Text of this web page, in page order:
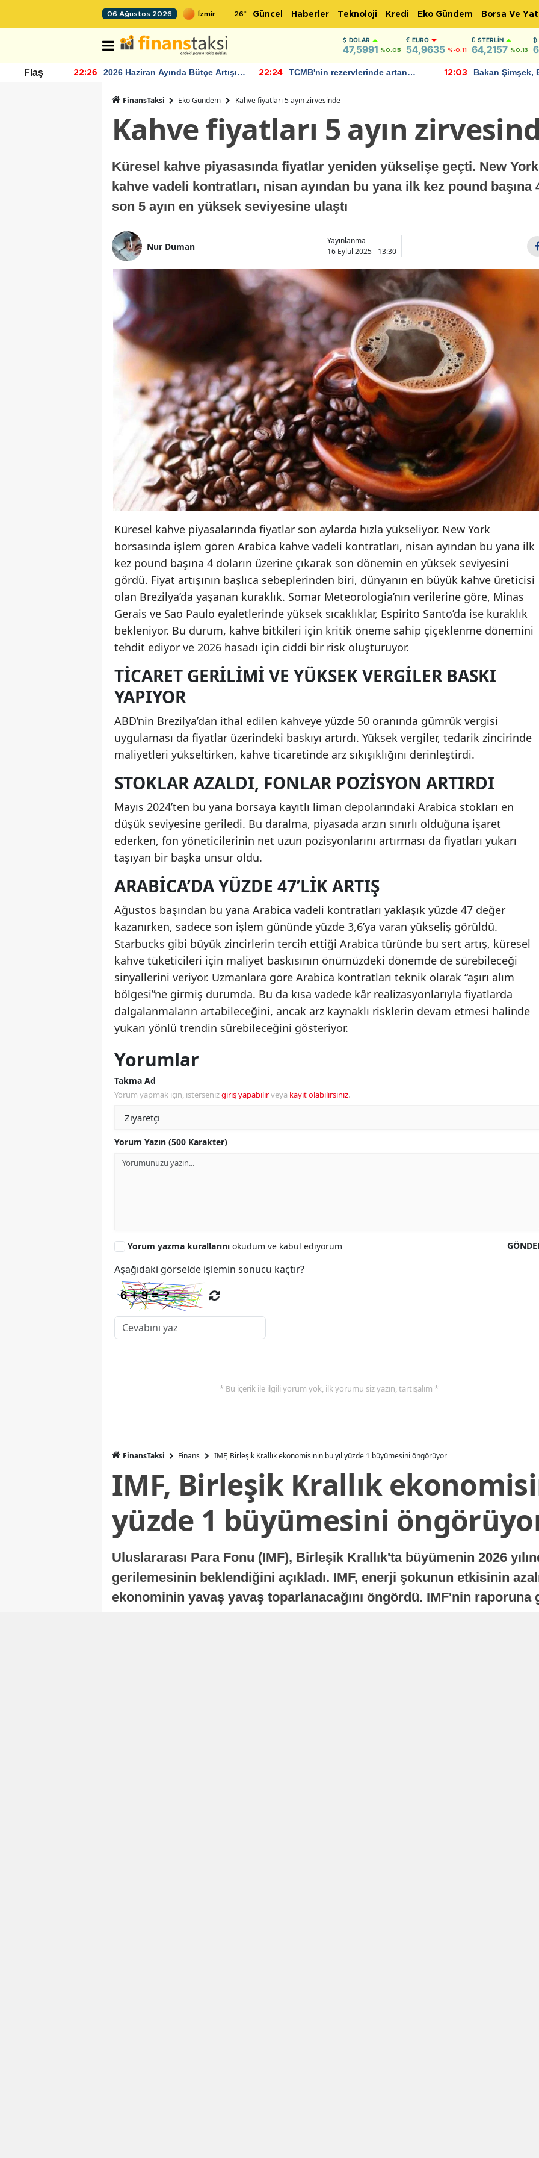
06 Ağustos 2026 26° Güncel Haberler Teknoloji Kredi Eko Gündem Borsa Ve
DOLAR
47,5991 %0.05
EURO
54,9635 %-0.11
STERLIN
64,2157 %0.13
Flaş 22:26
2026 Haziran Ayında Bütçe Artışı
22:24
TCMB'nin rezervlerinde artan
12:03
Bakan Şimşek,
FinansTaksi Eko Gündem Kahve fiyatları 5 ayın zirvesinde
Kahve fiyatları 5 ayın
Küresel kahve piyasasında fiyatlar yeniden yükselişe geçti. New
kahve vadeli kontratları, nisan ayından bu yana ilk kez pound başına
son 5 ayın en yüksek seviyesine ulaştı
Nur Duman
Yayınlanma
16 Eylül 2025 - 13:30
Küresel kahve piyasalarında fiyatlar son aylarda hızla yükseliyor. New York
borsasında işlem gören Arabica kahve vadeli kontratları, nisan ayından bu yana ilk
kez pound başına 4 doların üzerine çıkarak son dönemin en yüksek seviyesini
gördü. Fiyat artışının başlıca sebeplerinden biri, dünyanın en büyük kahve üreticisi
olan Brezilya’da yaşanan kuraklık. Somar Meteorologia’nın verilerine göre, Minas
Gerais ve Sao Paulo eyaletlerinde yüksek sıcaklıklar, Espirito Santo’da ise kuraklık
bekleniyor. Bu durum, kahve bitkileri için kritik öneme sahip çiçeklenme dönemini
tehdit ediyor ve 2026 hasadı için ciddi bir risk oluşturuyor.
TICARET GERILIMI VE YÜKSEK VERGILER BASKI
YAPIYOR
ABD’nin Brezilya’dan ithal edilen kahveye yüzde 50 oranında gümrük vergisi
uygulaması da fiyatlar üzerindeki baskıyı artırdı. Yüksek vergiler, tedarik zincirinde
maliyetleri yükseltirken, kahve ticaretinde arz sıkışıklığını derinleştirdi.
STOKLAR AZALDI, FONLAR POZISYON ARTIRDI
Mayıs 2024’ten bu yana borsaya kayıtlı liman depolarındaki Arabica stokları en
düşük seviyesine geriledi. Bu daralma, piyasada arzın sınırlı olduğuna işaret
ederken, fon yöneticilerinin net uzun pozisyonlarını artırması da fiyatları yukarı
taşıyan bir başka unsur oldu.
ARABICA’DA YÜZDE 47’LIK ARTIŞ
Ağustos başından bu yana Arabica vadeli kontratları yaklaşık yüzde 47 değer
kazanırken, sadece son işlem gününde yüzde 3,6’ya varan yükseliş görüldü.
Starbucks gibi büyük zincirlerin tercih ettiği Arabica türünde bu sert artış, küresel
kahve tüketicileri için maliyet baskısının önümüzdeki dönemde de sürebileceği
sinyallerini veriyor. Uzmanlara göre Arabica kontratları teknik olarak “aşırı alım
bölgesi”ne girmiş durumda. Bu da kısa vadede kâr realizasyonlarıyla fiyatlarda
dalgalanmaların artabileceğini, ancak arz kaynaklı risklerin devam etmesi halinde
yukarı yönlü trendin sürebileceğini gösteriyor.
Yorumlar
Takma Ad
Yorum yapmak için, istersenizgiriş yapabilirveya kayıt olabilirsiniz.
Yorum Yazın (500 Karakter)
Yorum yazma kurallarını okudum ve kabul ediyorum
Aşağıdaki görselde işlemin sonucu kaçtır?
* Bu içerik ile ilgili yorum yok, ilk yorumu siz yazın, tartışalım *
FinansTaksi Finans IMF, Birleşik Krallık ekonomisinin bu yıl yüzde 1 büyümesini öngörüyor
IMF, Birleşik Krallık
yüzde 1 büyümesini
Uluslararası Para Fonu (IMF), Birleşik Krallık'ta büyümenin 2026
gerilemesinin beklendiğini açıkladı. IMF, enerji şokunun etkisinin
ekonominin yavaş yavaş toparlanacağını öngördü. IMF'nin raporuna
ekonomisi, sonraki yıllarda istikrarlı bir toparlanma süreci